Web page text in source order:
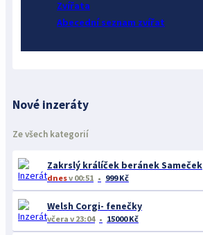
Zvířata
Abecední seznam zvířat
Nové inzeráty
Ze všech kategorií
Zakrslý králíček beránek Sameček
dnesv 00:51 999 Kč
Welsh Corgi- fenečky
včera v 23:04 15000 Kč